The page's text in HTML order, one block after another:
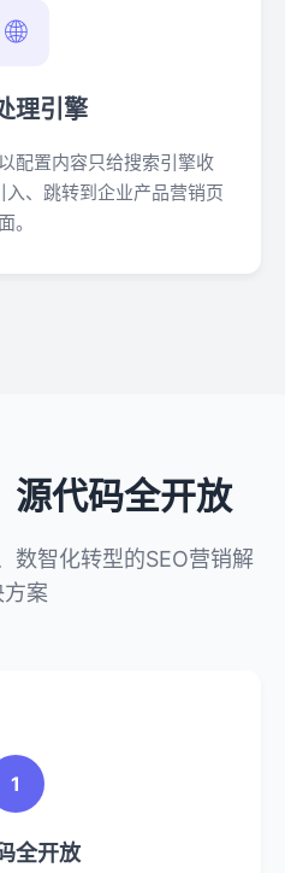
🌐
理引擎
配置内容只给搜索引擎收
、跳转到企业产品营销页
面。
源代码全开放
数智化转型的SEO营销解
方案
1
全开放